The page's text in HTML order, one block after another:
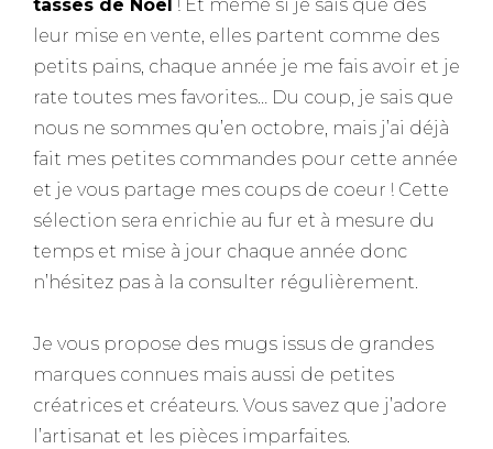
tasses de Noël ! Et même si je sais que dès
leur mise en vente, elles partent comme des
petits pains, chaque année je me fais avoir et je
rate toutes mes favorites… Du coup, je sais que
nous ne sommes qu’en octobre, mais j’ai déjà
fait mes petites commandes pour cette année
et je vous partage mes coups de coeur ! Cette
sélection sera enrichie au fur et à mesure du
temps et mise à jour chaque année donc
n’hésitez pas à la consulter régulièrement.
Je vous propose des mugs issus de grandes
marques connues mais aussi de petites
créatrices et créateurs. Vous savez que j’adore
l’artisanat et les pièces imparfaites.